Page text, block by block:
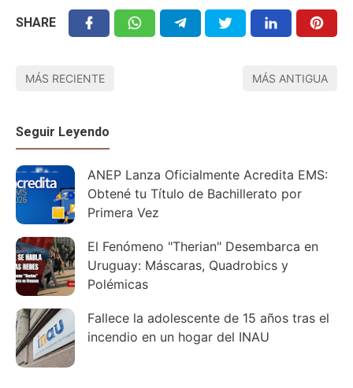
SHARE
MÁS RECIENTE MÁS ANTIGUA
Seguir Leyendo
ANEP Lanza Oficialmente Acredita EMS:
Obtené tu Título de Bachillerato por
Primera Vez
El Fenómeno "Therian" Desembarca en
Uruguay: Máscaras, Quadrobics y
Polémicas
Fallece la adolescente de 15 años tras el
incendio en un hogar del INAU